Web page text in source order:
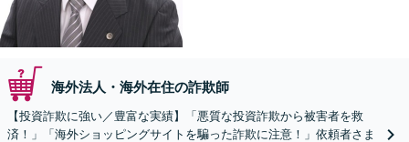
海外法人・海外在住の詐欺師
【投資詐欺に強い／豊富な実績】「悪質な投資詐欺から被害者を救
済！」「海外ショッピングサイトを騙った詐欺に注意！」依頼者さま